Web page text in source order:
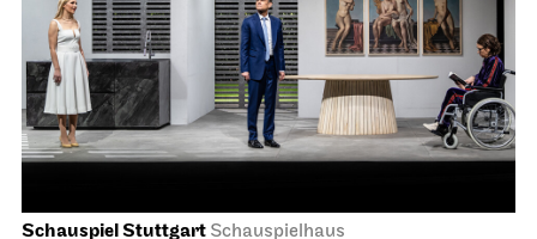
Noverre: Junge Choreografen
21.02.2027
14:00